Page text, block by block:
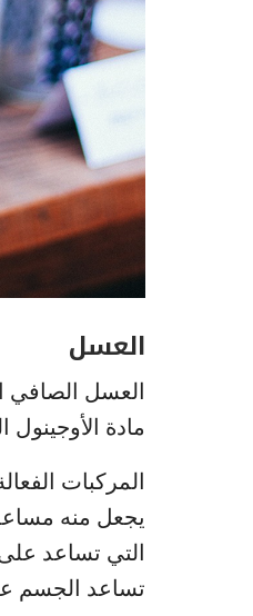
العسل
العسل الصافي
مادة
المركبات
يجعل منه
التي تساعد على
تساعد الجسم